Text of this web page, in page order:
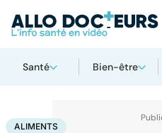
Santé Bien-être
AccueilSantéAliments
ALIMENTS